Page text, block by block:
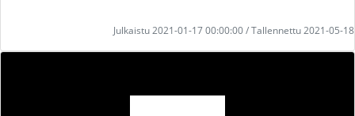
Julkaistu 2021-01-17 00:00:00 / Tallennettu 2021-05-18